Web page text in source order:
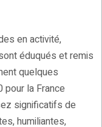
en activité,
éduqués et remis
quelques
pour la France
significatifs de
humiliantes,